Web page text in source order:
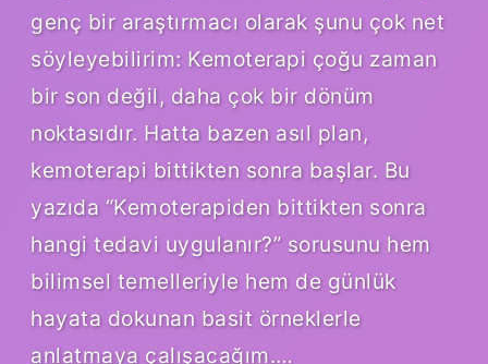
genç bir araştırmacı olarak şunu çok net
söyleyebilirim: Kemoterapi çoğu zaman
bir son değil, daha çok bir dönüm
noktasıdır. Hatta bazen asıl plan,
kemoterapi bittikten sonra başlar. Bu
yazıda “Kemoterapiden bittikten sonra
hangi tedavi uygulanır?” sorusunu hem
bilimsel temelleriyle hem de günlük
hayata dokunan basit örneklerle
anlatmaya çalışacağım.…